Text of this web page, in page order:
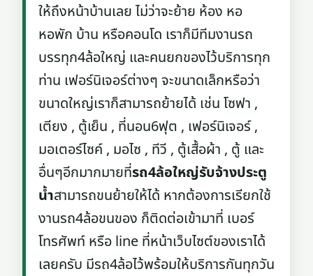
ให้ถึงหน้าบ้านเลย ไม่ว่าจะย้าย ห้อง หอ
หอพัก บ้าน หรือคอนโด เราก็มีทีมงานรถ
บรรทุก4ล้อใหญ่ และคนยกของไว้บริการทุก
ท่าน เฟอร์นิเจอร์ต่างๆ จะขนาดเล็กหรือว่า
ขนาดใหญ่เราก็สามารถย้ายได้ เช่น โซฟา ,
เตียง , ตู้เย็น , ที่นอน6ฟุต , เฟอร์นิเจอร์ ,
มอเตอร์ไซค์ , มอไซ , ทีวี , ตู้เสื้อผ้า , ตู้ และ
อื่นๆอีกมากมายที่รถ4ล้อใหญ่รับจ้างประตู
น้ำสามารถขนย้ายให้ได้ หากต้องการเรียกใช้
งานรถ4ล้อขนของ ก็ติดต่อเข้ามาที่ เบอร์
โทรศัพท์ หรือ line ที่หน้าเว็บไซต์ของเราได้
เลยครับ มีรถ4ล้อไว้พร้อมให้บริการกันทุกวัน